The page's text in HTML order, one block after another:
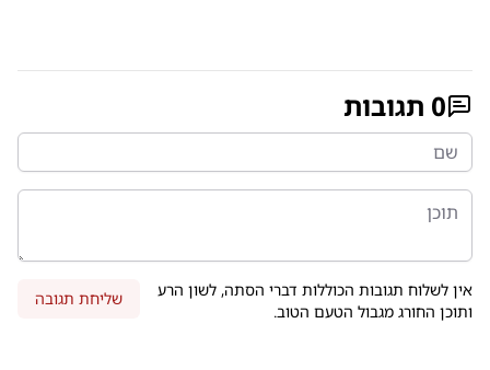
0 תגובות
אין לשלוח תגובות הכוללות דברי הסתה, לשון הרע
ותוכן החורג מגבול הטעם הטוב.
שליחת תגובה